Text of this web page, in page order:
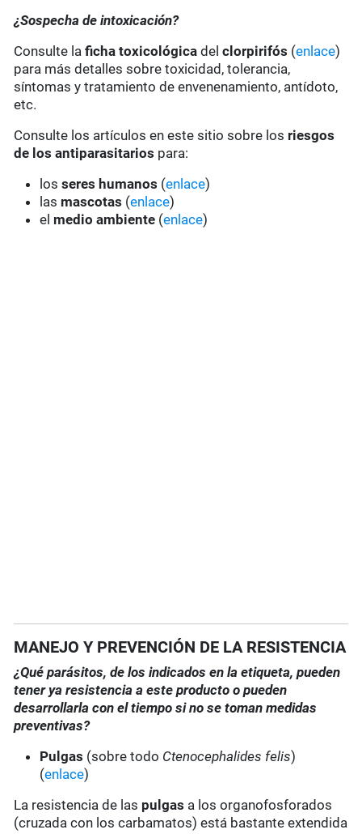
¿Sospecha de intoxicación?
Consulte laficha toxicológica delclorpirifós (enlace)
para más detalles sobre toxicidad, tolerancia,
síntomas y tratamiento de envenenamiento, antídoto,
etc.
Consulte los artículos en este sitio sobre los riesgos
de los antiparasitarios para:
losseres humanos (enlace)
las mascotas (enlace)
el medio ambiente (enlace)
MANEJO Y PREVENCIÓN DE LA RESISTENCIA
¿Qué parásitos, de los indicados en la etiqueta, pueden
tener ya resistencia a este producto o pueden
desarrollarla con el tiempo si no se toman medidas
preventivas?
Pulgas (sobre todo Ctenocephalides felis)
(enlace)
La resistencia de las pulgas a los organofosforados
(cruzada con los carbamatos) está bastante extendida